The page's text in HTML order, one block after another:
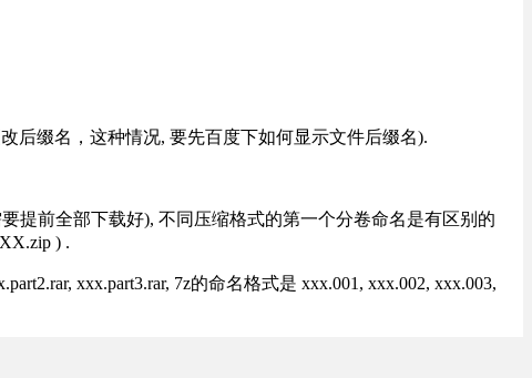
后缀名，这种情况, 要先百度下如何显示文件后缀名).
提前全部下载好), 不同压缩格式的第一个分卷命名是有区别的
) .
xxx.part3.rar, 7z的命名格式是 xxx.001, xxx.002, xxx.003,